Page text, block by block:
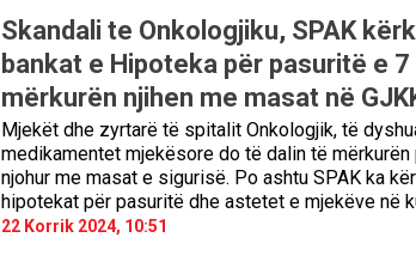
Skandali te Onkologjiku, SPAK
bankat e Hipoteka për pasuritë e
mërkurën njihen me masat në
Mjekët dhe zyrtarë të spitalit Onkologjik, të
medikamentet mjekësore do të dalin të
njohur me masat e sigurisë. Po ashtu SPAK ka
hipotekat për pasuritë dhe astetet e mjekëve në
22 Korrik 2024, 10:51